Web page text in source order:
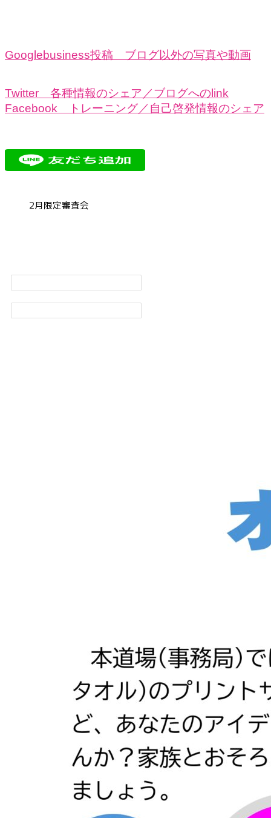
Googlebusiness投稿 ブログ以外の写真や動画
Twitter 各種情報のシェア／ブログへのlink
Facebook トレーニング／自己啓発情報のシェア
2月限定審査会